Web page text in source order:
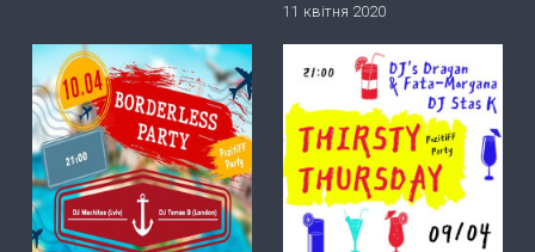
11 квітня 2020